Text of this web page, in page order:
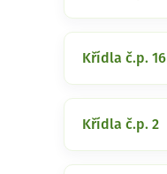
Křídla č.p. 16
Křídla č.p. 2